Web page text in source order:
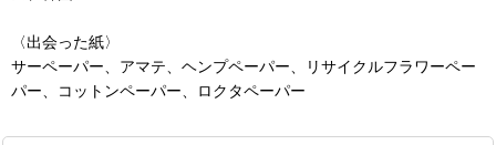
〈出会った紙〉
サーペーパー、アマテ、ヘンプペーパー、リサイクルフラワーペー
パー、コットンペーパー、ロクタペーパー